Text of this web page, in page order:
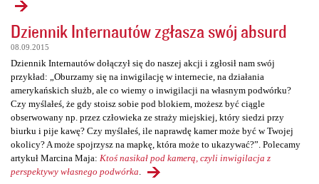
Dziennik Internautów zgłasza swój absurd
08.09.2015
Dziennik Internautów dołączył się do naszej akcji i zgłosił nam swój
przykład: „Oburzamy się na inwigilację w internecie, na działania
amerykańskich służb, ale co wiemy o inwigilacji na własnym podwórku?
Czy myślałeś, że gdy stoisz sobie pod blokiem, możesz być ciągle
obserwowany np. przez człowieka ze straży miejskiej, który siedzi przy
biurku i pije kawę? Czy myślałeś, ile naprawdę kamer może być w Twojej
okolicy? A może spojrzysz na mapkę, która może to ukazywać?”. Polecamy
artykuł Marcina Maja: Ktoś nasikał pod kamerą, czyli inwigilacja z
perspektywy własnego podwórka